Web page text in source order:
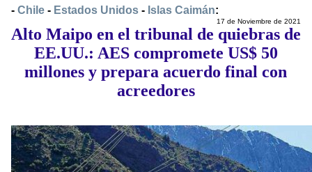
- Chile - Estados Unidos - Islas Caimán:
17 de Noviembre de 2021
Alto Maipo en el tribunal de quiebras de
EE.UU.: AES compromete US$ 50
millones y prepara acuerdo final con
acreedores